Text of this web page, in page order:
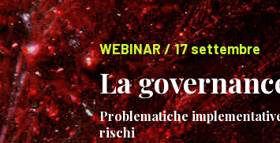
WEBINAR / 17 settembre
La
Problematiche
rischi